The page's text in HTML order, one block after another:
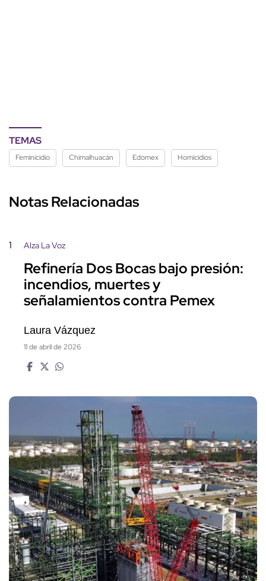
TEMAS
Feminicidio Chimalhuacán Edomex Homicidios
Notas Relacionadas
1 Alza La Voz
Refinería Dos Bocas bajo presión:
incendios, muertes y
señalamientos contra Pemex
Laura Vázquez
11 de abril de 2026